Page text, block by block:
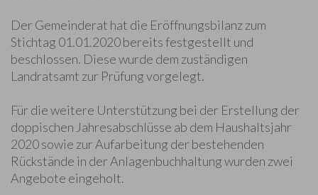
Der Gemeinderat hat die Eröffnungsbilanz zum
Stichtag 01.01.2020 bereits festgestellt und
beschlossen. Diese wurde dem zuständigen
Landratsamt zur Prüfung vorgelegt.
Für die weitere Unterstützung bei der Erstellung der
doppischen Jahresabschlüsse ab dem Haushaltsjahr
2020 sowie zur Aufarbeitung der bestehenden
Rückstände in der Anlagenbuchhaltung wurden zwei
Angebote eingeholt.